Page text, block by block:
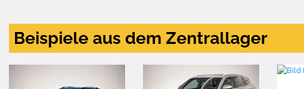
Beispiele aus dem Zentrallager